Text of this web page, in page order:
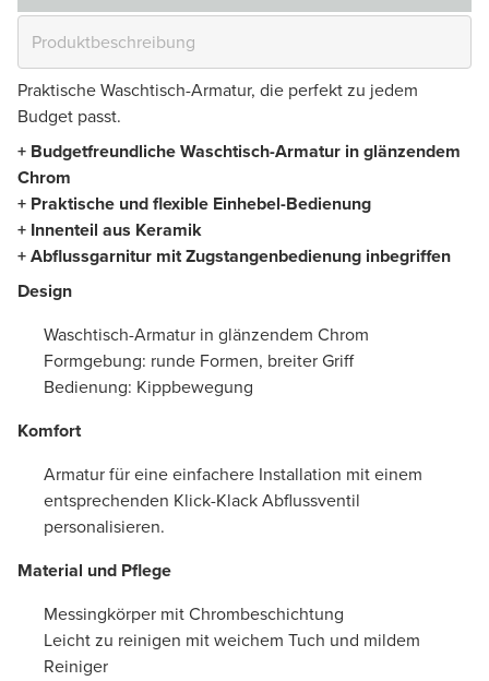
Praktische Waschtisch-Armatur, die perfekt zu jedem
Budget passt.
+ Budgetfreundliche Waschtisch-Armatur in glänzendem
Chrom
+ Praktische und flexible Einhebel-Bedienung
+ Innenteil aus Keramik
+ Abflussgarnitur mit Zugstangenbedienung inbegriffen
Design
Waschtisch-Armatur in glänzendem Chrom
Formgebung: runde Formen, breiter Griff
Bedienung: Kippbewegung
Komfort
Armatur für eine einfachere Installation mit einem
entsprechenden Klick-Klack Abflussventil
personalisieren.
Material und Pflege
Messingkörper mit Chrombeschichtung
Leicht zu reinigen mit weichem Tuch und mildem
Reiniger